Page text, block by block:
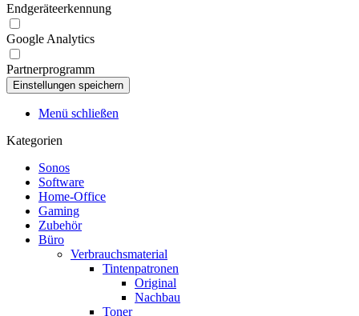
Endgeräteerkennung
Google Analytics
Partnerprogramm
Menü schließen
Kategorien
Sonos
Software
Home-Office
Gaming
Zubehör
Büro
Verbrauchsmaterial
Tintenpatronen
Original
Nachbau
Toner